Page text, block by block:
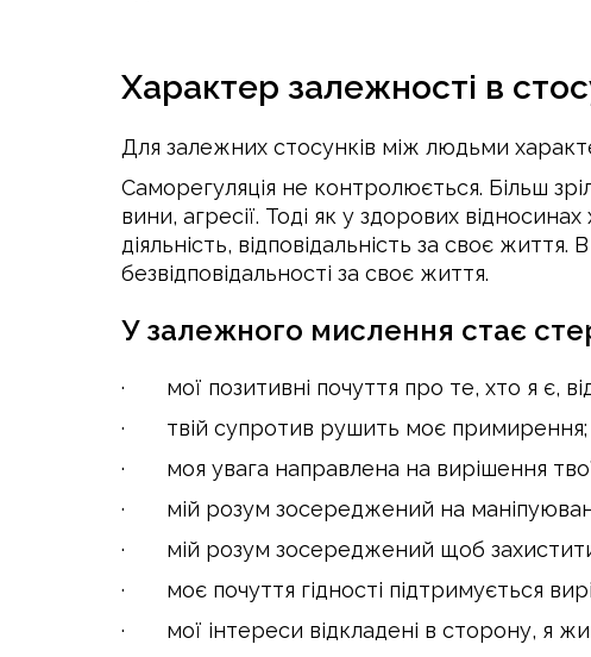
Характер залежності в
Для залежних стосунків між людьми
Саморегуляція не контролюється. Більш
вини, агресії. Тоді як у здорових
діяльність, відповідальність за своє
безвідповідальності за своє життя.
У залежного мислення стає
· мої позитивні почуття про те, хто я є,
· твій супротив рушить моє примирення;
· моя увага направлена на вирішення
· мій розум зосереджений на
· мій розум зосереджений щоб
· моє почуття гідності підтримується
· мої інтереси відкладені в сторону, я